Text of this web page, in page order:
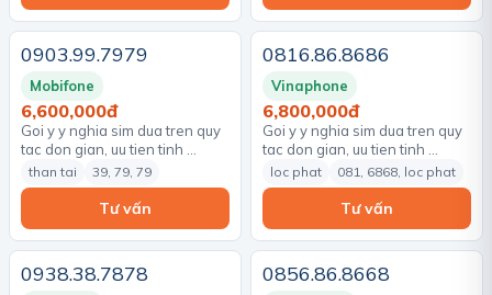
0903.99.7979
Mobifone
6,600,000đ
Goi y y nghia sim dua tren quy
tac don gian, uu tien tinh …
than tai 39, 79, 79
Tư vấn
0816.86.8686
Vinaphone
6,800,000đ
Goi y y nghia sim dua tren quy
tac don gian, uu tien tinh …
loc phat 081, 6868, loc phat
Tư vấn
0938.38.7878 0856.86.8668